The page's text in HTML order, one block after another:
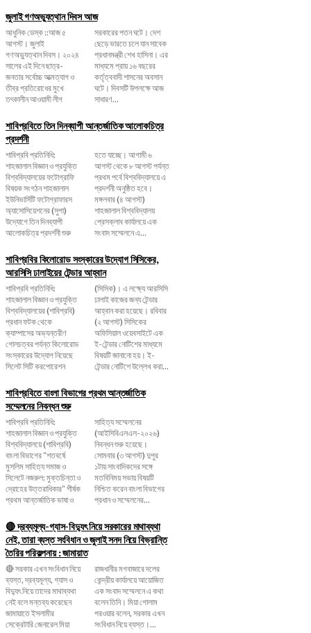
জুলাই গণঅভ্যুত্থান দিবস আজ
আধুনিক ডেস্ক ::আজ ৫
আগস্ট। জুলাই
গণঅভ্যুত্থান দিবস। ২০২৪
সালের এই দিনে ছাত্র-
জনতার সর্বোচ্চ আত্মত্যাগ ও
তীব্র প্রতিরোধের মুখে
তৎকালীন আওয়ামী লীগ
সরকারের পতন ঘটে। দেশ
ছেড়ে ভারতে চলে যান সাবেক
প্রধানমন্ত্রী শেখ হাসিনা। এর
মাধ্যমে প্রায় ১৬ বছরের
কর্তৃত্ববাদী শাসনের অবসান
ঘটে। দিবসটি উপলক্ষে আজ
সাধারণ...
শাবিপ্রবিতে তিন দিনব্যাপী আন্তর্জাতিক আলোকচিত্র
প্রদর্শনী
শাবিপ্রবি প্রতিনিধি:
শাহজালাল বিজ্ঞান ও প্রযুক্তি
বিশ্ববিদ্যালয়ের ফটোগ্রাফি
বিষয়ক সংগঠন শাহজালাল
ইউনিভার্সিটি ফটোগ্রাফারস
অ্যাসোসিয়েশনের (সুপা)
উদ্যোগে তিন দিনব্যাপী
আলোকচিত্র প্রদর্শনী শুরু
হতে যাচ্ছে। আগামী ৬
আগস্ট থেকে ৮ আগস্ট পর্যন্ত
প্রথম পর্বে বিশ্ববিদ্যালয়ে এ
প্রদর্শনী অনুষ্ঠিত হবে।
মঙ্গলবার (৪ আগস্ট)
শাহজালাল বিশ্ববিদ্যালয়
প্রেসক্লাব কার্যালয়ে এক
সংবাদ সম্মেলনে এ...
শাবিপ্রবির কিলোরোড সংস্কারের উদ্যোগ সিসিকের,
আরসিসি ঢালাইয়ের টেন্ডার আহ্বান
শাবিপ্রবি প্রতিনিধি:
শাহজালাল বিজ্ঞান ও প্রযুক্তি
বিশ্ববিদ্যালয়ের (শাবিপ্রবি)
প্রধান ফটক থেকে
ক্যাম্পাসের অভ্যন্তরীণ
গোলচত্বর পর্যন্ত কিলোরোড
সংস্কারের উদ্যোগ নিয়েছে
সিলেট সিটি করপোরেশন
(সিসিক)। এ লক্ষ্যে আরসিসি
ঢালাই কাজের জন্য টেন্ডার
আহ্বান করা হয়েছে। রবিবার
(২ আগস্ট) সিসিকের
অফিসিয়াল ওয়েবসাইটে এক
ই-টেন্ডার নোটিশের মাধ্যমে
বিষয়টি জানানো হয়। ই-
টেন্ডার নোটিশে উল্লেখ করা...
শাবিপ্রবিতে বাংলা বিভাগের প্রথম আন্তর্জাতিক
সম্মেলনের নিবন্ধন শুরু
শাবিপ্রবি প্রতিনিধি:
শাহজালাল বিজ্ঞান ও প্রযুক্তি
বিশ্ববিদ্যালয়ে (শাবিপ্রবি)
বাংলা বিভাগের "শতবর্ষে
মুসলিম সাহিত্য সমাজ ও
সিলেটে নজরুল: মুক্তচিন্তা ও
দ্রোহের উত্তরাধিকার" শীর্ষক
প্রথম আন্তর্জাতিক ভাষা ও
সাহিত্য সম্মেলনের
(আইসিবিএলএল-২০২৬)
নিবন্ধন শুরু হয়েছে।
সোমবার (৩ আগস্ট) দুপুর
১টায় সাংবাদিকদের সঙ্গে
মতবিনিময় সভায় বিষয়টি
নিশ্চিত করেন বাংলা বিভাগের
প্রধান ও সম্মেলনের...
🔴 দ্রব্যমূল্য-গ্যাস-বিদ্যুৎ নিয়ে সরকারের মাথাব্যথা
নেই, তারা ব্যস্ত সংবিধান ও জুলাই সনদ নিয়ে বিভ্রান্তি
তৈরির পরিকল্পনায় : জামায়াত
🔴 সরকার এখন সংবিধান নিয়ে
ব্যস্ত, দ্রব্যমূল্য, গ্যাস ও
বিদ্যুৎ নিয়ে তাদের মাথাব্যথা
নেই বলে মন্তব্য করেছেন
জামায়াতে ইসলামীর
সেক্রেটারি জেনারেল মিয়া
রাজধানীর মগবাজারে দলের
কেন্দ্রীয় কার্যালয়ে আয়োজিত
এক সংবাদ সম্মেলনে এ কথা
বলেন তিনি। মিয়া গোলাম
পরওয়ার বলেন, সরকার এখন
সংবিধান নিয়ে ব্যস্ত।...